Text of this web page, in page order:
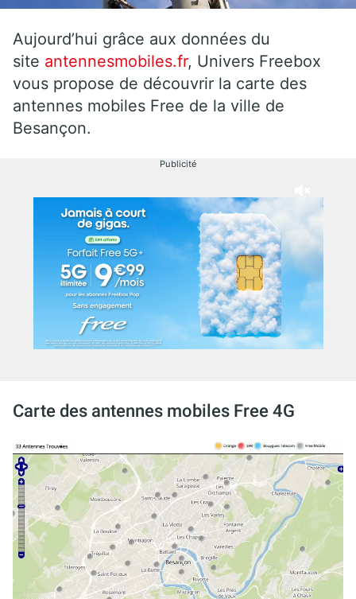
Aujourd’hui grâce aux données du
site antennesmobiles.fr, Univers Freebox
vous propose de découvrir la carte des
antennes mobiles Free de la ville de
Besançon.
Publicité
Carte des antennes mobiles Free 4G